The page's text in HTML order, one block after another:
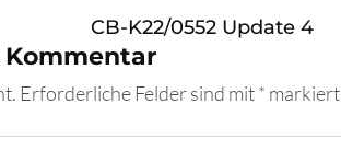
CB-K22/0552 Update 4
Kommentar
Erforderliche Felder sind mit* markiert